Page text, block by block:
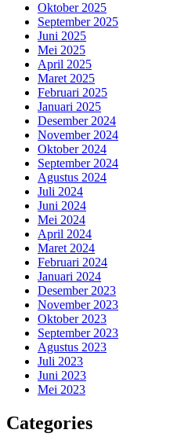
Oktober 2025
September 2025
Juni 2025
Mei 2025
April 2025
Maret 2025
Februari 2025
Januari 2025
Desember 2024
November 2024
Oktober 2024
September 2024
Agustus 2024
Juli 2024
Juni 2024
Mei 2024
April 2024
Maret 2024
Februari 2024
Januari 2024
Desember 2023
November 2023
Oktober 2023
September 2023
Agustus 2023
Juli 2023
Juni 2023
Mei 2023
Categories